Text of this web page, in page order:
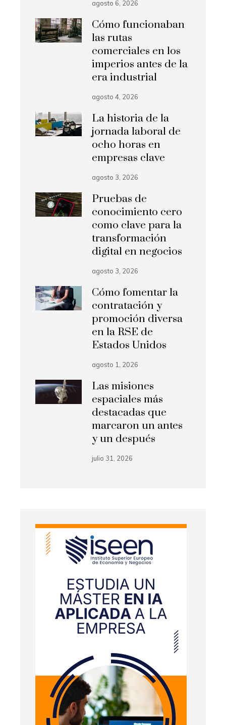
agosto 6, 2026
Cómo funcionaban
las rutas
comerciales en los
imperios antes de la
era industrial
agosto 4, 2026
La historia de la
jornada laboral de
ocho horas en
empresas clave
agosto 3, 2026
Pruebas de
conocimiento cero
como clave para la
transformación
digital en negocios
agosto 3, 2026
Cómo fomentar la
contratación y
promoción diversa
en la RSE de
Estados Unidos
agosto 1, 2026
Las misiones
espaciales más
destacadas que
marcaron un antes
y un después
julio 31, 2026